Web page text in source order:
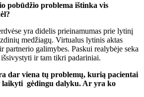
pobūdžio problema ištinka vis
yra didelis prieinamumas prie lytinį
medžiagų. Virtualus lytinis aktas
partnerio galimybes. Paskui realybėje seka
ir tam tikri padariniai.
dar viena tų problemų, kurią pacientai
gėdingu dalyku. Ar yra ko